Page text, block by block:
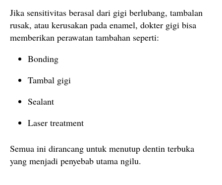
Jika sensitivitas berasal dari gigi berlubang, tambalan
rusak, atau kerusakan pada enamel, dokter gigi bisa
memberikan perawatan tambahan seperti:
Bonding
Tambal gigi
Sealant
Laser treatment
Semua ini dirancang untuk menutup dentin terbuka
yang menjadi penyebab utama ngilu.